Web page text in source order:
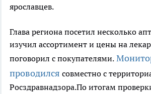
ярославцев.
Глава региона посетил несколько
изучил ассортимент и цены на
поговорил с покупателями.
проводился совместно с
Росздравнадзора.По итогам